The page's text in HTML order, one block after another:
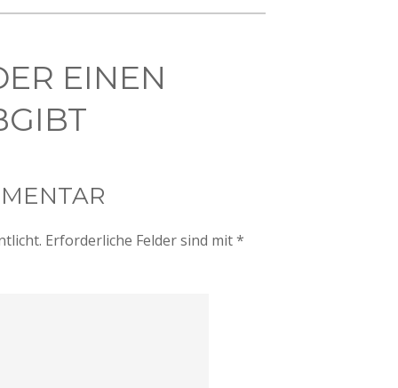
EINEN
Erforderliche Felder sind mit*